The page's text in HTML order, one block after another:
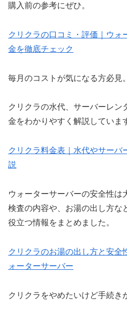
購入前の参考にぜひ。
クリクラの口コミ・評価｜ウォ
金を徹底チェック
毎月のコストが気になる方必見。
クリクラの水代、サーバーレン
金をわかりやすく解説していま
クリクラ料金表｜水代やサーバ
説
ウォーターサーバーの安全性は
検査の内容や、お湯の出し方な
役立つ情報をまとめました。
クリクラのお湯の出し方と安全
ォーターサーバー
クリクラをやめたいけど手続き